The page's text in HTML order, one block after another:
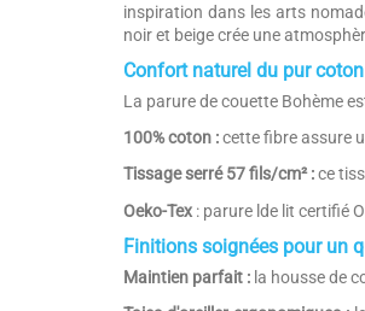
inspiration dans les arts
noir et beige crée une
Confort naturel du pur coton
La parure de couette Bohème
100% coton :cette fibre assure
Tissage serré 57 fils/cm² :ce
Oeko-Tex : parure lde lit certifié
Finitions soignées pour un
Maintien parfait : la housse de